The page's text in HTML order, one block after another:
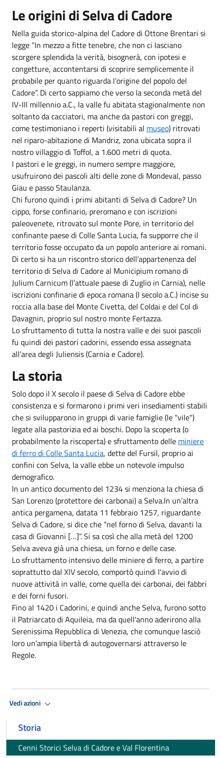
Le origini di Selva di Cadore
Nella guida storico-alpina del Cadore di Ottone Brentari si
legge ”In mezzo a fitte tenebre, che non ci lasciano
scorgere splendida la verità, bisognerà, con ipotesi e
congetture, accontentarsi di scoprire semplicemente il
probabile per quanto riguarda l’origine del popolo del
Cadore”. Di certo sappiamo che verso la seconda metà del
IV-III millennio a.C., la valle fu abitata stagionalmente non
soltanto da cacciatori, ma anche da pastori con greggi,
come testimoniano i reperti (visitabili al museo) ritrovati
nel riparo-abitazione di Mandriz, zona ubicata sopra il
nostro villaggio di Toffol, a 1.600 metri di quota.
I pastori e le greggi, in numero sempre maggiore,
usufruirono dei pascoli alti delle zone di Mondeval, passo
Giau e passo Staulanza.
Chi furono quindi i primi abitanti di Selva di Cadore? Un
cippo, forse confinario, preromano e con iscrizioni
paleovenete, ritrovato sul monte Pore, in territorio del
confinante paese di Colle Santa Lucia, fa supporre che il
territorio fosse occupato da un popolo anteriore ai romani.
Di certo si ha un riscontro storico dell’appartenenza del
territorio di Selva di Cadore al Municipium romano di
Julium Carnicum (l’attuale paese di Zuglio in Carnia), nelle
iscrizioni confinarie di epoca romana (I secolo a.C.) incise su
roccia alla base del Monte Civetta, del Coldai e del Col di
Davagnin, proprio sul nostro monte Fertazza.
Lo sfruttamento di tutta la nostra valle e dei suoi pascoli
fu quindi dei pastori cadorini, essendo essa assegnata
all’area degli Juliensis (Carnia e Cadore).
La storia
Solo dopo il X secolo il paese di Selva di Cadore ebbe
consistenza e si formarono i primi veri insediamenti stabili
che si svilupparono in gruppi di varie famiglie (le "vile")
legate alla pastorizia ed ai boschi. Dopo la scoperta (o
probabilmente la riscoperta) e sfruttamento delle miniere
di ferro di Colle Santa Lucia, dette del Fursil, proprio ai
confini con Selva, la valle ebbe un notevole impulso
demografico.
In un antico documento del 1234 si menziona la chiesa di
San Lorenzo (protettore dei carbonai) a Selva.In un’altra
antica pergamena, datata 11 febbraio 1257, riguardante
Selva di Cadore, si dice che “nel forno di Selva, davanti la
casa di Giovanni […]”. Si sa così che alla metà del 1200
Selva aveva già una chiesa, un forno e delle case.
Lo sfruttamento intensivo delle miniere di ferro, a partire
soprattutto dal XIV secolo, comportò quindi l’avvio di
nuove attività in valle, come quella dei carbonai, dei fabbri
e dei forni fusori.
Fino al 1420 i Cadorini, e quindi anche Selva, furono sotto
il Patriarcato di Aquileia, ma da quell'anno aderirono alla
Serenissima Repubblica di Venezia, che comunque lasciò
loro un’ampia libertà di autogovernarsi attraverso le
Regole.
Vedi azioni
Storia
Cenni Storici Selva di Cadore e Val Florentina